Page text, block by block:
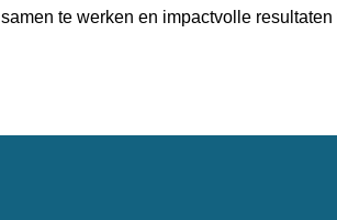
samen te werken en impactvolle resultaten